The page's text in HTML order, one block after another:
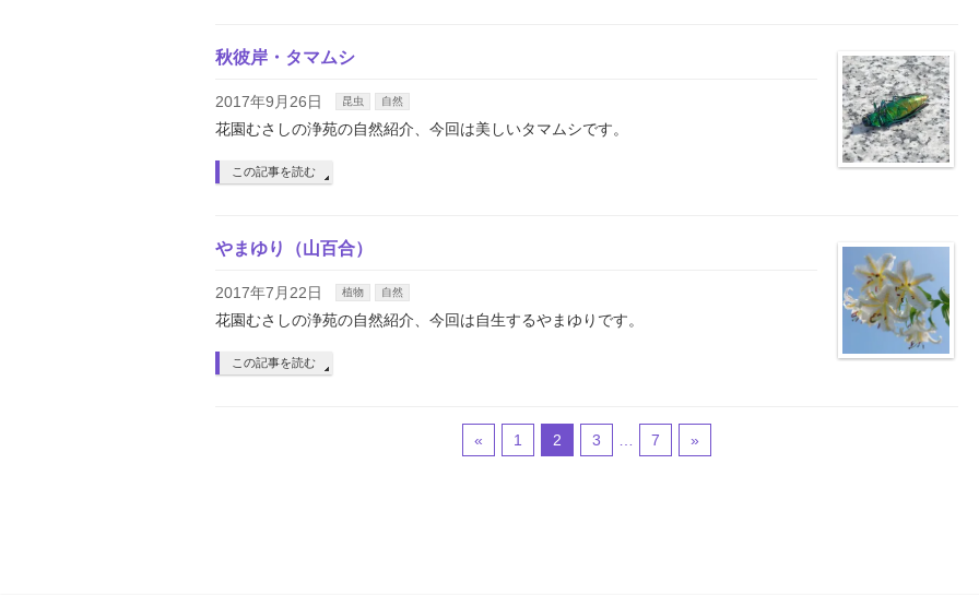
秋彼岸・タマムシ
2017年9月26日 昆虫 自然
花園むさしの浄苑の自然紹介、今回は美しいタマムシです。
この記事を読む
やまゆり（山百合）
2017年7月22日 植物 自然
花園むさしの浄苑の自然紹介、今回は自生するやまゆりです。
この記事を読む
« 1 2 3 7 »